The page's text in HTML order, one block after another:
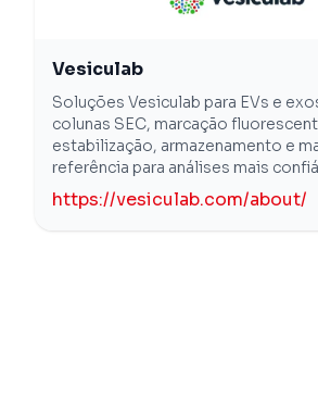
Vesiculab
Soluções Vesiculab para EVs e
colunas SEC, marcação
estabilização, armazenamento e
referência para análises mais
https://vesiculab.com/about/